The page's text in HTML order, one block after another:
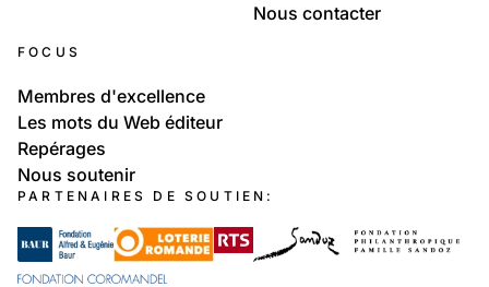
Nous contacter
FOCUS
Membres d'excellence
Les mots du Web éditeur
Repérages
Nous soutenir
PARTENAIRES DE SOUTIEN: